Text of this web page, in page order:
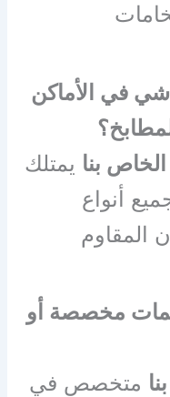
في الأماكن
بنا يمتلك
أنواع
المقاوم
مخصصة أو
متخصص في